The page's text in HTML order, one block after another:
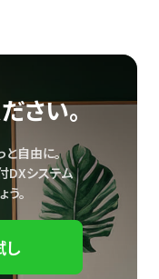
さい。
と自由に。
DXシステム
。